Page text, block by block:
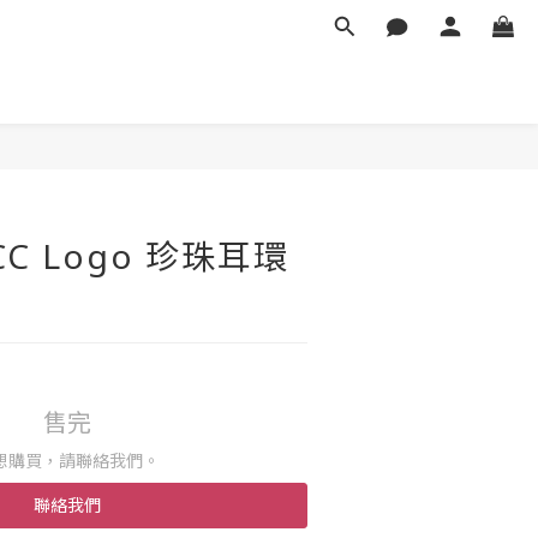
Logo 珍珠耳環
售完
購買，請聯絡我們。
聯絡我們